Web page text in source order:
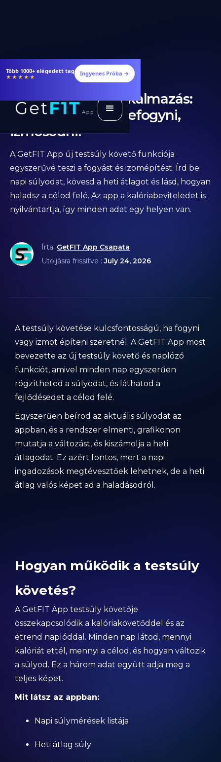
Több 1000+ elégedett tag
★★★★★ Ingyenes Próba →
Testsúly követő alkalmazás:
GetFIT App segít lefogyni,
izmosodni!
A GetFIT App új testsúly követő funkciója
egyszerűvé teszi a fogyást és izomépítést. Írd be
napi súlyodat, kövesd a heti átlagot és lásd, hogyan
haladsz a célod felé. Az app a kalóriabeviteledet is
nyilvántartja, így minden adat egy helyen van.
Írta :GetFIT App Csapata
Utoljásra frissítve :July 24, 2026
A testsúly követése kulcsfontosságú, ha fogyni
vagy izmot építeni szeretnél. A GetFIT App most
bevezette az új testsúly követő és naplózó
funkciót, amivel minden nap egyszerűen
rögzítheted a súlyodat, és láthatod a
fejlődésedet a célod felé.
Egyszerűen beírod az aktuális súlyodat az
appban, és a rendszer elmenti, grafikonon
mutatja a változást, és kiszámolja a heti
átlagodat. Ez azért fontos, mert a napi
ingadozások megtévesztőek lehetnek, de a heti
átlag valós képet ad a haladásodról.
Hogyan működik a testsúly
követés?
A GetFIT App testsúly követője
összekapcsolódik a kalóriakövetőddel és az
étrend naplóddal. Minden nap látod, mennyi
kalóriát ettél, mennyi a célod, és hogyan változik
a súlyod. Ez a három adat együtt adja meg a
teljes képet.
Mit látsz az appban:
Napi súlymérések listája
Heti átlag súly